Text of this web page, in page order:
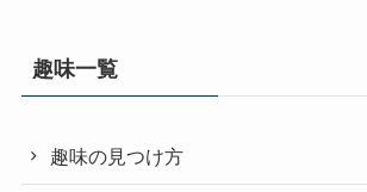
趣味一覧
趣味の見つけ方